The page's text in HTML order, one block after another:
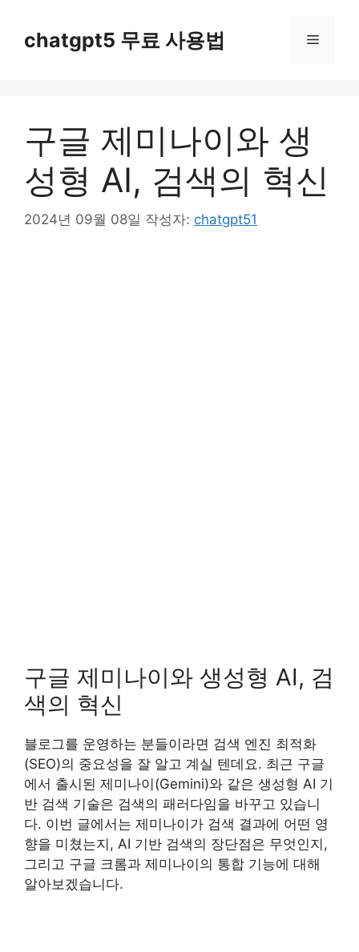
chatgpt5 무료 사용법 메
구글 제미나이와 생
성형 AI, 검색의 혁신
2024년 09월 08일 작성자: chatgpt51
구글 제미나이와 생성형 AI, 검
색의 혁신
블로그를 운영하는 분들이라면 검색 엔진 최적화
(SEO)의 중요성을 잘 알고 계실 텐데요. 최근 구글
에서 출시된 제미나이(Gemini)와 같은 생성형 AI 기
반 검색 기술은 검색의 패러다임을 바꾸고 있습니
다. 이번 글에서는 제미나이가 검색 결과에 어떤 영
향을 미쳤는지, AI 기반 검색의 장단점은 무엇인지,
그리고 구글 크롬과 제미나이의 통합 기능에 대해
알아보겠습니다.